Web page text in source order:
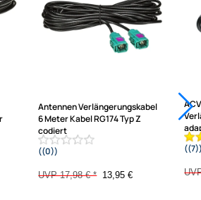
Jetzt auf Rechnung kaufen
Verlängerungskabel
-22,4%